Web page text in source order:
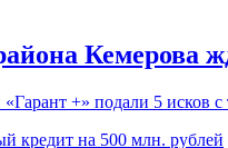
Кемерова
+» подали 5 исков с